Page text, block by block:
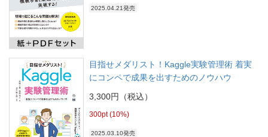
2025.04.21発売
目指せメダリスト！Kaggle実験管理術 着実
にコンペで成果を出すためのノウハウ
3,300円（税込）
300pt (10%)
2025.03.10発売